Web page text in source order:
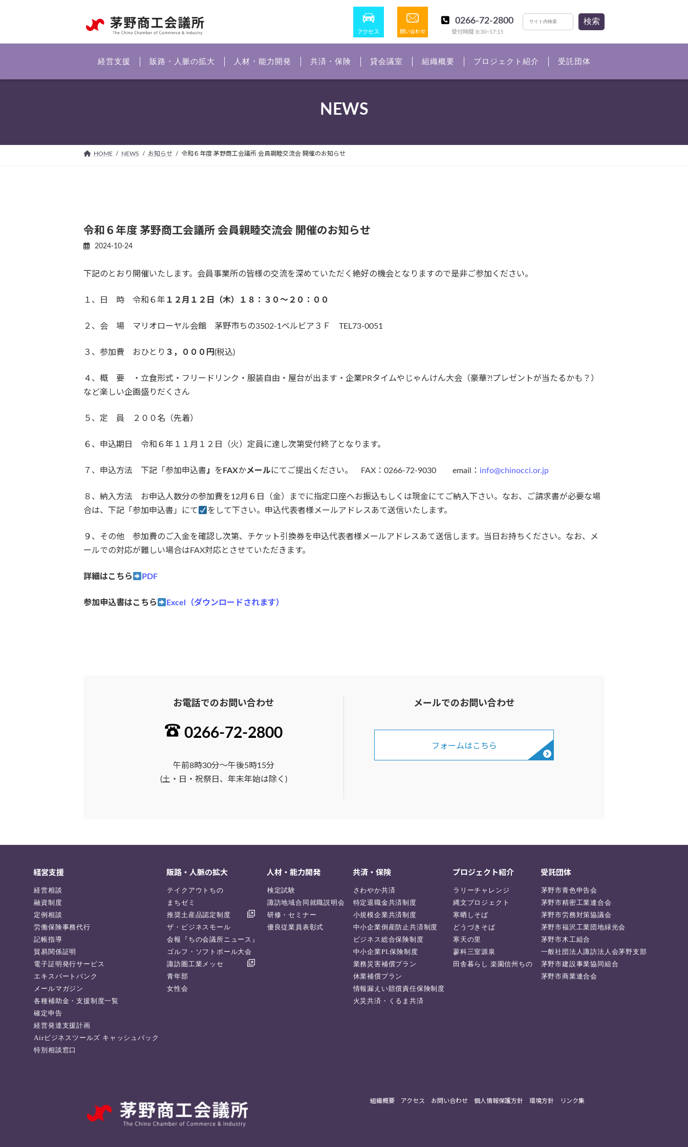
ン
ス
ー
ン
アクセス 問い合わせ
0266-72-2800
受付時間 8:30~17:15
検索
経営支援 販路・人脈の拡大 人材・能力開発 共済・保険 貸会議室 組織概要 プロジェクト紹介 受託団体
NEWS
HOME NEWS お知らせ 令和６年度 茅野商工会議所 会員親睦交流会 開催のお知らせ
令和６年度 茅野商工会議所 会員親睦交流会 開催のお知らせ
2024-10-24
下記のとおり開催いたします。会員事業所の皆様の交流を深めていただく絶好の機会となりますので是非ご参加ください。
１、日 時 令和６年 １２月１２日（木）１８：３０～２０：００
２、会 場 マリオローヤル会館 茅野市ちの3502-1ベルビア３Ｆ TEL73-0051
３、参加費 おひとり ３，０００円(税込)
４、概 要 ・立食形式・フリードリンク・服装自由・屋台が出ます・企業PRタイムやじゃんけん大会（豪華?!プレゼントが当たるかも？）
など楽しい企画盛りだくさん
５、定 員 ２００名（先着）
６、申込期日 令和６年１１月１２日（火）定員に達し次第受付終了となります。
７、申込方法 下記「参加申込書 」 を FAXかメールにてご提出ください。 FAX：0266-72-9030 email： info@chinocci.or.jp
８、納入方法 お申込人数分の参加費を12月６日（金）までに指定口座へお振込もしくは現金にてご納入下さい。なお、ご請求書が必要な場
合は、下記「参加申込書」にて
をして下さい。申込代表者様メールアドレスあて送信いたします。
９、その他 参加費のご入金を確認し次第、チケット引換券を申込代表者様メールアドレスあて送信します。当日お持ちください。なお、メ
ールでの対応が難しい場合はFAX対応とさせていただきます。
詳細はこちら PDF
参加申込書はこちら Excel（ダウンロードされます）
お電話でのお問い合わせ
0266-72-2800
午前8時30分～午後5時15分
(土・日・祝祭日、年末年始は除く)
メールでのお問い合わせ
フォームはこちら
経営支援
経営相談
融資制度
定例相談
労働保険事務代行
記帳指導
貿易関係証明
電子証明発行サービス
エキスパートバンク
メールマガジン
各種補助金・支援制度一覧
確定申告
経営発達支援計画
Airビジネスツールズ キャッシュバック
特別相談窓口
販路・人脈の拡大
テイクアウトちの
まちゼミ
推奨土産品認定制度
ザ・ビジネスモール
会報『ちの会議所ニュース』
ゴルフ・ソフトボール大会
諏訪圏工業メッセ
青年部
女性会
人材・能力開発
検定試験
諏訪地域合同就職説明会
研修・セミナー
優良従業員表彰式
共済・保険
さわやか共済
特定退職金共済制度
小規模企業共済制度
中小企業倒産防止共済制度
ビジネス総合保険制度
中小企業PL保険制度
業務災害補償プラン
休業補償プラン
情報漏えい賠償責任保険制度
火災共済・くるま共済
プロジェクト紹介
ラリーチャレンジ
縄文プロジェクト
寒晒しそば
どうづきそば
寒天の里
蓼科三室源泉
田舎暮らし 楽園信州ちの
受託団体
茅野市青色申告会
茅野市精密工業連合会
茅野市労務対策協議会
茅野市福沢工業団地緑光会
茅野市木工組合
一般社団法人諏訪法人会茅野支部
茅野市建設事業協同組合
茅野市商業連合会
組織概要 アクセス お問い合わせ 個人情報保護方針 環境方針 リンク集